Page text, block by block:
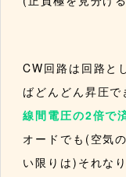
CW回路は回路と
ばどんどん昇圧で
線間電圧の2倍で
オードでも(空気
い限りは)それな